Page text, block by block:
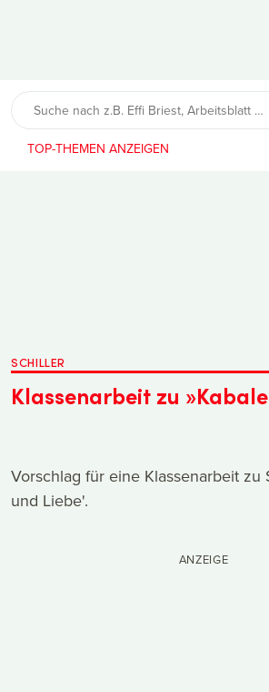
Lehrerfreund
TOP-THEMEN
SCHILLER
Klassenarbeit zu
Vorschlag für eine Klassenarbeit zu
und Liebe'.
ANZEIGE